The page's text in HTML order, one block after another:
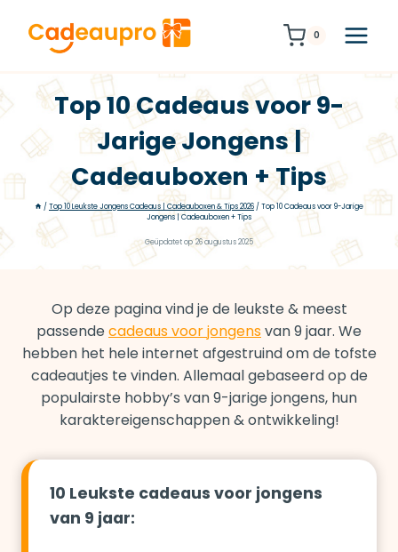
naar
0
Top 10 Cadeaus voor 9-
Jarige Jongens |
Cadeauboxen + Tips
/ Top 10 Leukste Jongens Cadeaus | Cadeauboxen & Tips 2026 / Top 10 Cadeaus voor 9-Jarige
Jongens | Cadeauboxen + Tips
Geüpdatet op 26 augustus 2025
Op deze pagina vind je de leukste & meest
passendecadeaus voor jongensvan 9 jaar. We
hebben het hele internet afgestruind om de tofste
cadeautjes te vinden. Allemaal gebaseerd op de
populairste hobby’s van 9-jarige jongens, hun
karaktereigenschappen & ontwikkeling!
10 Leukste cadeaus voor jongens
van 9 jaar: